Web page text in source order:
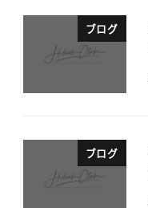
ブログ
ブログ